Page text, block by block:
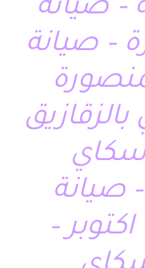
– صيانة
– صيانة
سكاي
صيانة
سكاي ب6 اكتوبر –